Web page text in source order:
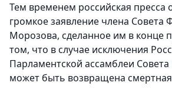
Тем временем российская пресса
громкое заявление члена Совета
Морозова, сделанное им в конце
том, что в случае исключения
Парламентской ассамблеи
может быть возвращена смертная